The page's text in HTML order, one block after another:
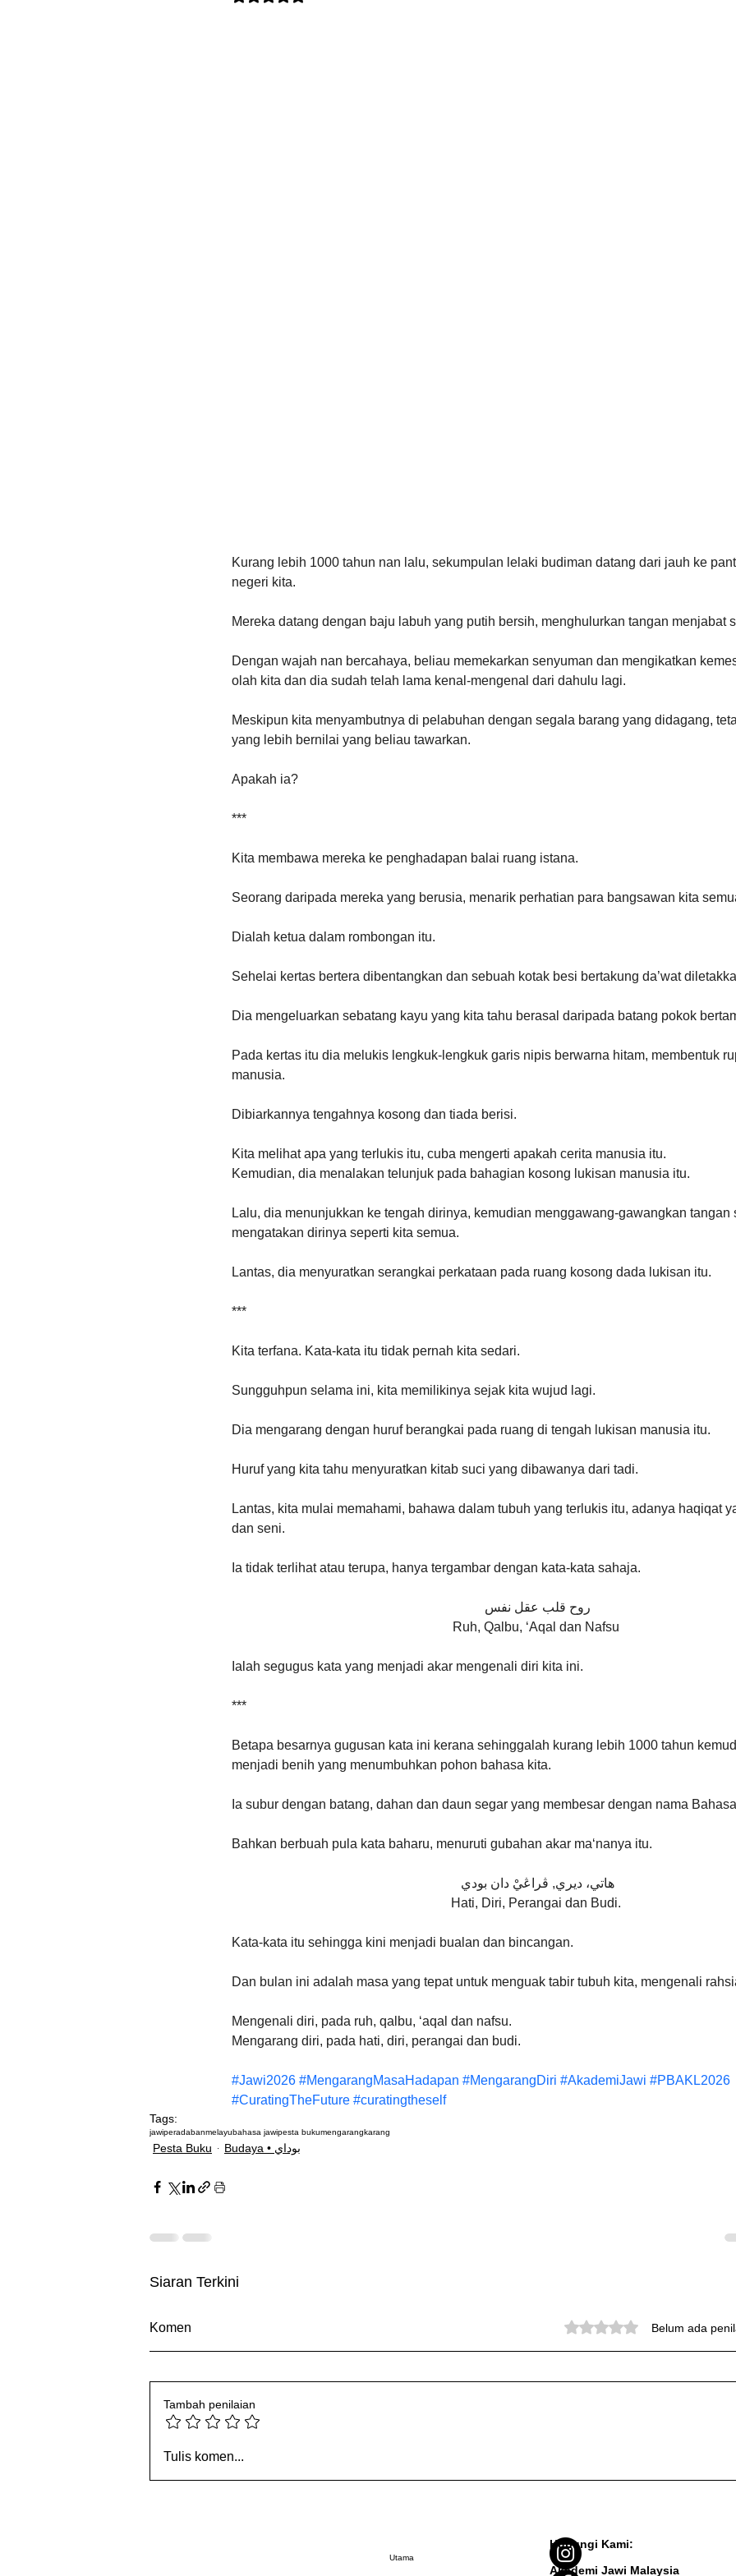
Kurang lebih 1000 tahun nan lalu, sekumpulan lelaki budiman datang dari jauh ke
negeri kita.
Mereka datang dengan baju labuh yang putih bersih, menghulurkan tangan menjabat
Dengan wajah nan bercahaya, beliau memekarkan senyuman dan mengikatkan
olah kita dan dia sudah telah lama kenal-mengenal dari dahulu lagi.
Meskipun kita menyambutnya di pelabuhan dengan segala barang yang didagang,
yang lebih bernilai yang beliau tawarkan.
Apakah ia?
***
Kita membawa mereka ke penghadapan balai ruang istana.
Seorang daripada mereka yang berusia, menarik perhatian para bangsawan kita
Dialah ketua dalam rombongan itu.
Sehelai kertas bertera dibentangkan dan sebuah kotak besi bertakung da’wat
Dia mengeluarkan sebatang kayu yang kita tahu berasal daripada batang pokok
Pada kertas itu dia melukis lengkuk-lengkuk garis nipis berwarna hitam, membentuk
manusia.
Dibiarkannya tengahnya kosong dan tiada berisi.
Kita melihat apa yang terlukis itu, cuba mengerti apakah cerita manusia itu.
Kemudian, dia menalakan telunjuk pada bahagian kosong lukisan manusia itu.
Lalu, dia menunjukkan ke tengah dirinya, kemudian menggawang-gawangkan tangan
mengatakan dirinya seperti kita semua.
Lantas, dia menyuratkan serangkai perkataan pada ruang kosong dada lukisan itu.
***
Kita terfana. Kata-kata itu tidak pernah kita sedari.
Sungguhpun selama ini, kita memilikinya sejak kita wujud lagi.
Dia mengarang dengan huruf berangkai pada ruang di tengah lukisan manusia itu.
Huruf yang kita tahu menyuratkan kitab suci yang dibawanya dari tadi.
Lantas, kita mulai memahami, bahawa dalam tubuh yang terlukis itu, adanya haqiqat
dan seni.
Ia tidak terlihat atau terupa, hanya tergambar dengan kata-kata sahaja.
روح قلب عقل نفس
Ruh, Qalbu, ‘Aqal dan Nafsu
Ialah segugus kata yang menjadi akar mengenali diri kita ini.
***
Betapa besarnya gugusan kata ini kerana sehinggalah kurang lebih 1000 tahun
menjadi benih yang menumbuhkan pohon bahasa kita.
Ia subur dengan batang, dahan dan daun segar yang membesar dengan nama
Bahkan berbuah pula kata baharu, menuruti gubahan akar ma‘nanya itu.
هاتي، ديري, ڤراڠيْ دان بودي
Hati, Diri, Perangai dan Budi.
Kata-kata itu sehingga kini menjadi bualan dan bincangan.
Dan bulan ini adalah masa yang tepat untuk menguak tabir tubuh kita, mengenali
Mengenali diri, pada ruh, qalbu, ‘aqal dan nafsu.
Mengarang diri, pada hati, diri, perangai dan budi.
#Jawi2026 #MengarangMasaHadapan #MengarangDiri #AkademiJawi #PBAKL2026
#CuratingTheFuture #curatingtheself
Tags:
jawiperadabanmelayubahasa jawipesta bukumengarangkarang
Pesta Buku Budaya • بوداي
Siaran Terkini
5 Tangga Perlu Didaki untuk
Komen Dinilai 0 daripada 5 bintang.Belum ada
Tambah penilaian
Tulis komen...
Utama
Hubungi Kami:
Akademi Jawi Malaysia